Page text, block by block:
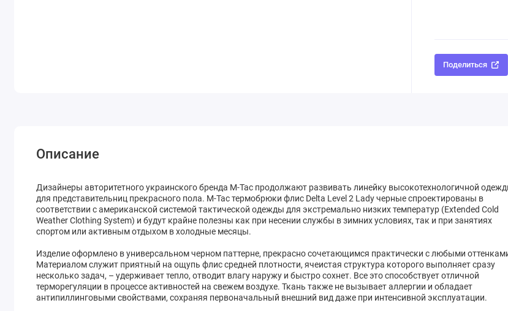
Поделиться
Описание
Дизайнеры авторитетного украинского бренда M-Tac продолжают развивать линейку высокотехнологичной
для представительниц прекрасного пола. M-Tac термобрюки флис Delta Level 2 Lady черные спроектированы в
соответствии самериканской системой тактической одежды для экстремально низких температур (Extended Cold
Weather Clothing System) и будут крайне полезны как при несении службы в зимних условиях, так и при занятиях
спортом или активным отдыхом в холодные месяцы.
Изделие оформлено в универсальном черном паттерне, прекрасно сочетающимся практически с любыми
Материалом служит приятный на ощупь флис средней плотности, ячеистая структура которого выполняет сразу
несколько задач, – удерживает тепло, отводит влагу наружу и быстро сохнет. Все это способствует отличной
терморегуляции в процессе активностей на свежем воздухе. Ткань также не вызывает аллергии и обладает
антипиллинговыми свойствами, сохраняя первоначальный внешний вид даже при интенсивной эксплуатации.